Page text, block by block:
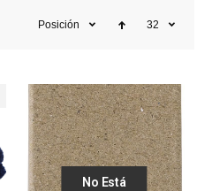
Posición 32
No Está